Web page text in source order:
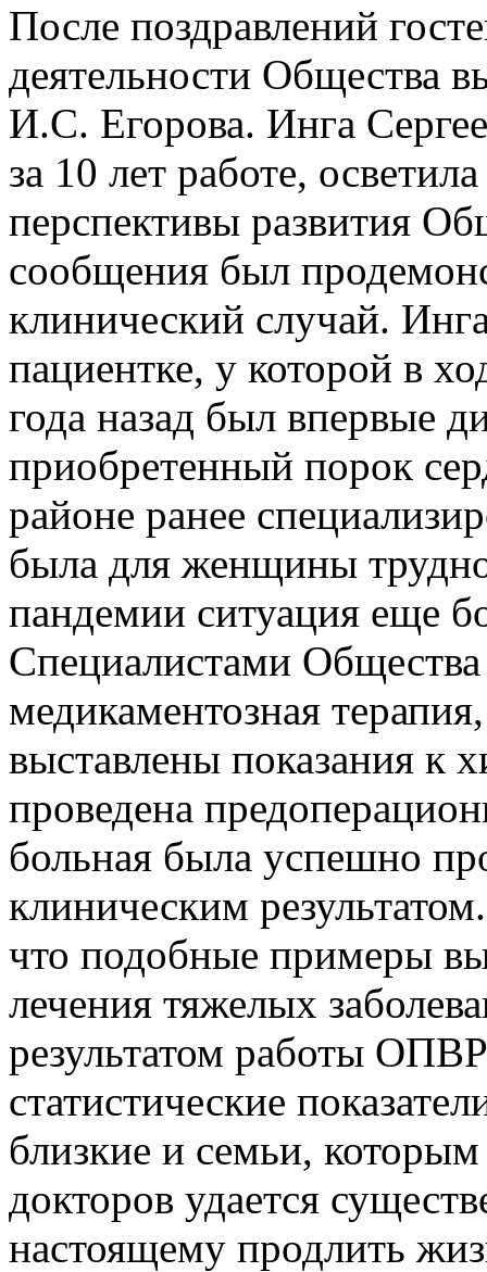
После поздравлений
деятельности Общества
И.С. Егорова. Инга
за 10 лет работе,
перспективы развития
сообщения был
клинический случай.
пациентке, у которой в
года назад был впервые
приобретенный порок
районе ранее
была для женщины
пандемии ситуация еще
Специалистами
медикаментозная
выставлены показания к
проведена
больная была успешно
клиническим
что подобные примеры
лечения тяжелых
результатом работы
статистические
близкие и семьи,
докторов удается
настоящему продлить